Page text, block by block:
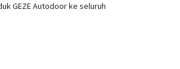
GEZE Autodoor ke seluruh